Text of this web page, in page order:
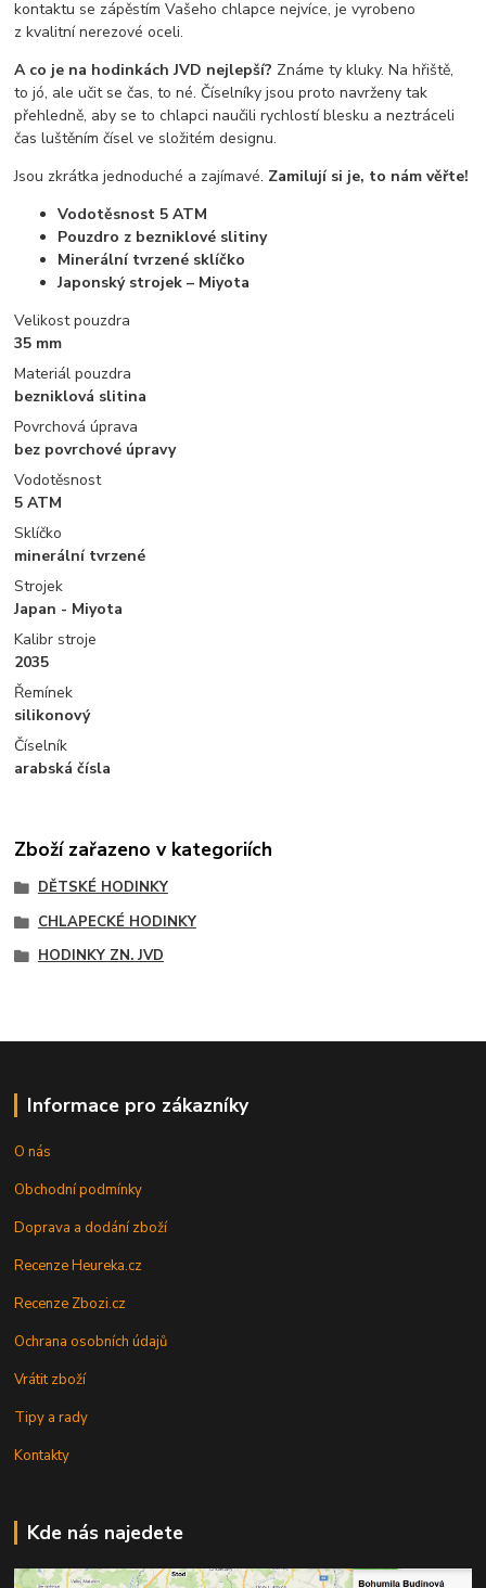
kontaktu se zápěstím Vašeho chlapce nejvíce, je vyrobeno
z kvalitní nerezové oceli.
A co je na hodinkách JVD nejlepší? Známe ty kluky. Na hřiště,
to jó, ale učit se čas, to né. Číselníky jsou proto navrženy tak
přehledně, aby se to chlapci naučili rychlostí blesku a neztráceli
čas luštěním čísel ve složitém designu.
Jsou zkrátka jednoduché a zajímavé. Zamilují si je, to nám věřte!
Vodotěsnost 5 ATM
Pouzdro z bezniklové slitiny
Minerální tvrzené sklíčko
Japonský strojek – Miyota
Velikost pouzdra
35 mm
Materiál pouzdra
bezniklová slitina
Povrchová úprava
bez povrchové úpravy
Vodotěsnost
5 ATM
Sklíčko
minerální tvrzené
Strojek
Japan - Miyota
Kalibr stroje
2035
Řemínek
silikonový
Číselník
arabská čísla
Zboží zařazeno v kategoriích
DĚTSKÉ HODINKY
CHLAPECKÉ HODINKY
HODINKY ZN. JVD
Informace pro zákazníky
O nás
Obchodní podmínky
Doprava a dodání zboží
Recenze Heureka.cz
Recenze Zbozi.cz
Ochrana osobních údajů
Vrátit zboží
Tipy a rady
Kontakty
Kde nás najedete